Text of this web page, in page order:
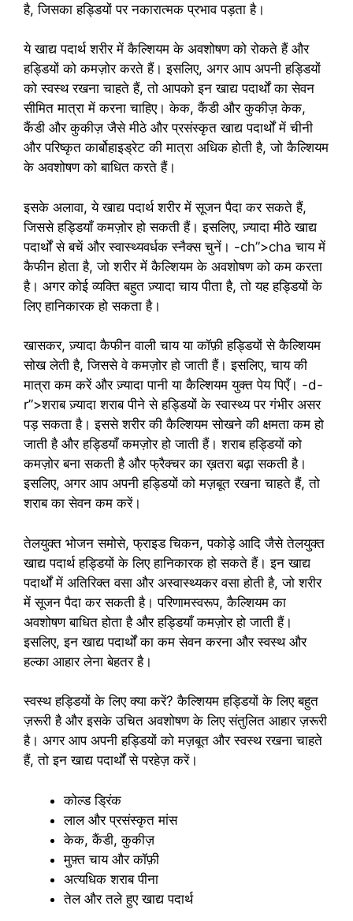
है, जिसका हड्डियों पर नकारात्मक प्रभाव पड़ता है।
ये खाद्य पदार्थ शरीर में कैल्शियम के अवशोषण को रोकते हैं और
हड्डियों को कमज़ोर करते हैं। इसलिए, अगर आप अपनी हड्डियों
को स्वस्थ रखना चाहते हैं, तो आपको इन खाद्य पदार्थों का सेवन
सीमित मात्रा में करना चाहिए। केक, कैंडी और कुकीज़ केक,
कैंडी और कुकीज़ जैसे मीठे और प्रसंस्कृत खाद्य पदार्थों में चीनी
और परिष्कृत कार्बोहाइड्रेट की मात्रा अधिक होती है, जो कैल्शियम
के अवशोषण को बाधित करते हैं।
इसके अलावा, ये खाद्य पदार्थ शरीर में सूजन पैदा कर सकते हैं,
जिससे हड्डियाँ कमज़ोर हो सकती हैं। इसलिए, ज़्यादा मीठे खाद्य
पदार्थों से बचें और स्वास्थ्यवर्धक स्नैक्स चुनें। -ch”>cha चाय में
कैफीन होता है, जो शरीर में कैल्शियम के अवशोषण को कम करता
है। अगर कोई व्यक्ति बहुत ज़्यादा चाय पीता है, तो यह हड्डियों के
लिए हानिकारक हो सकता है।
खासकर, ज़्यादा कैफीन वाली चाय या कॉफ़ी हड्डियों से कैल्शियम
सोख लेती है, जिससे वे कमज़ोर हो जाती हैं। इसलिए, चाय की
मात्रा कम करें और ज़्यादा पानी या कैल्शियम युक्त पेय पिएँ। -d-
r”>शराब ज़्यादा शराब पीने से हड्डियों के स्वास्थ्य पर गंभीर असर
पड़ सकता है। इससे शरीर की कैल्शियम सोखने की क्षमता कम हो
जाती है और हड्डियाँ कमज़ोर हो जाती हैं। शराब हड्डियों को
कमज़ोर बना सकती है और फ्रैक्चर का ख़तरा बढ़ा सकती है।
इसलिए, अगर आप अपनी हड्डियों को मज़बूत रखना चाहते हैं, तो
शराब का सेवन कम करें।
तेलयुक्त भोजन समोसे, फ्राइड चिकन, पकोड़े आदि जैसे तेलयुक्त
खाद्य पदार्थ हड्डियों के लिए हानिकारक हो सकते हैं। इन खाद्य
पदार्थों में अतिरिक्त वसा और अस्वास्थ्यकर वसा होती है, जो शरीर
में सूजन पैदा कर सकती है। परिणामस्वरूप, कैल्शियम का
अवशोषण बाधित होता है और हड्डियाँ कमज़ोर हो जाती हैं।
इसलिए, इन खाद्य पदार्थों का कम सेवन करना और स्वस्थ और
हल्का आहार लेना बेहतर है।
स्वस्थ हड्डियों के लिए क्या करें? कैल्शियम हड्डियों के लिए बहुत
ज़रूरी है और इसके उचित अवशोषण के लिए संतुलित आहार ज़रूरी
है। अगर आप अपनी हड्डियों को मज़बूत और स्वस्थ रखना चाहते
हैं, तो इन खाद्य पदार्थों से परहेज़ करें।
कोल्ड ड्रिंक
लाल और प्रसंस्कृत मांस
केक, कैंडी, कुकीज़
मुफ़्त चाय और कॉफ़ी
अत्यधिक शराब पीना
तेल और तले हुए खाद्य पदार्थ